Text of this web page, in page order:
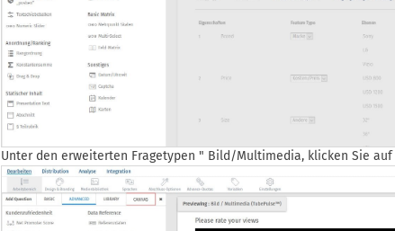
Unter den erweiterten Fragetypen " Bild/Multimedia, klicken Sie auf